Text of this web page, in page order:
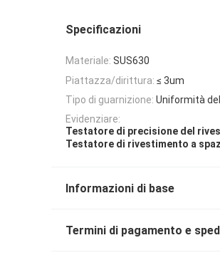
Specificazioni
Materiale: SUS630
Piattazza/dirittura: ≤ 3um
Tipo di guarnizione: Uniformità
Evidenziare:
Testatore di precisione del
Testatore di rivestimento a
Informazioni di base
Termini di pagamento e